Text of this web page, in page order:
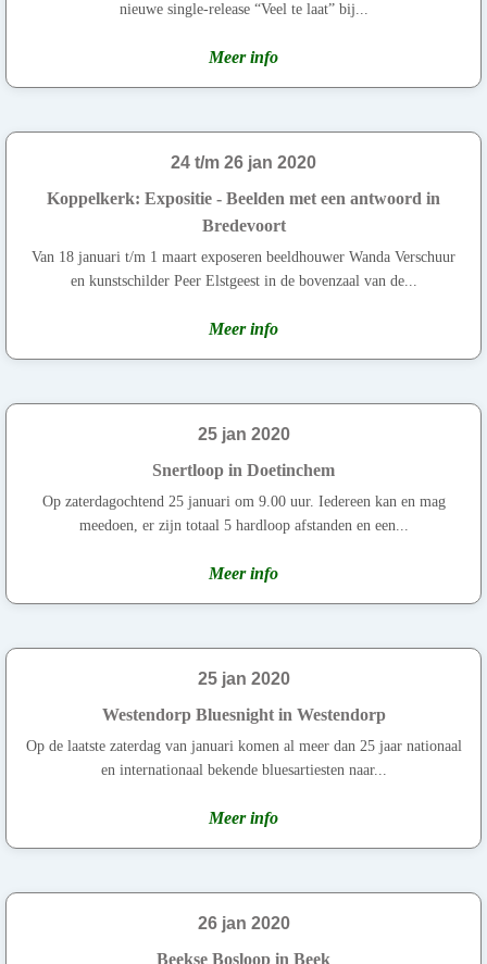
nieuwe single-release “Veel te laat” bij...
Meer info
24 t/m 26 jan 2020
Koppelkerk: Expositie - Beelden met een antwoord in
Bredevoort
Van 18 januari t/m 1 maart exposeren beeldhouwer Wanda Verschuur
en kunstschilder Peer Elstgeest in de bovenzaal van de...
Meer info
25 jan 2020
Snertloop in Doetinchem
Op zaterdagochtend 25 januari om 9.00 uur. Iedereen kan en mag
meedoen, er zijn totaal 5 hardloop afstanden en een...
Meer info
25 jan 2020
Westendorp Bluesnight in Westendorp
Op de laatste zaterdag van januari komen al meer dan 25 jaar nationaal
en internationaal bekende bluesartiesten naar...
Meer info
26 jan 2020
Beekse Bosloop in Beek